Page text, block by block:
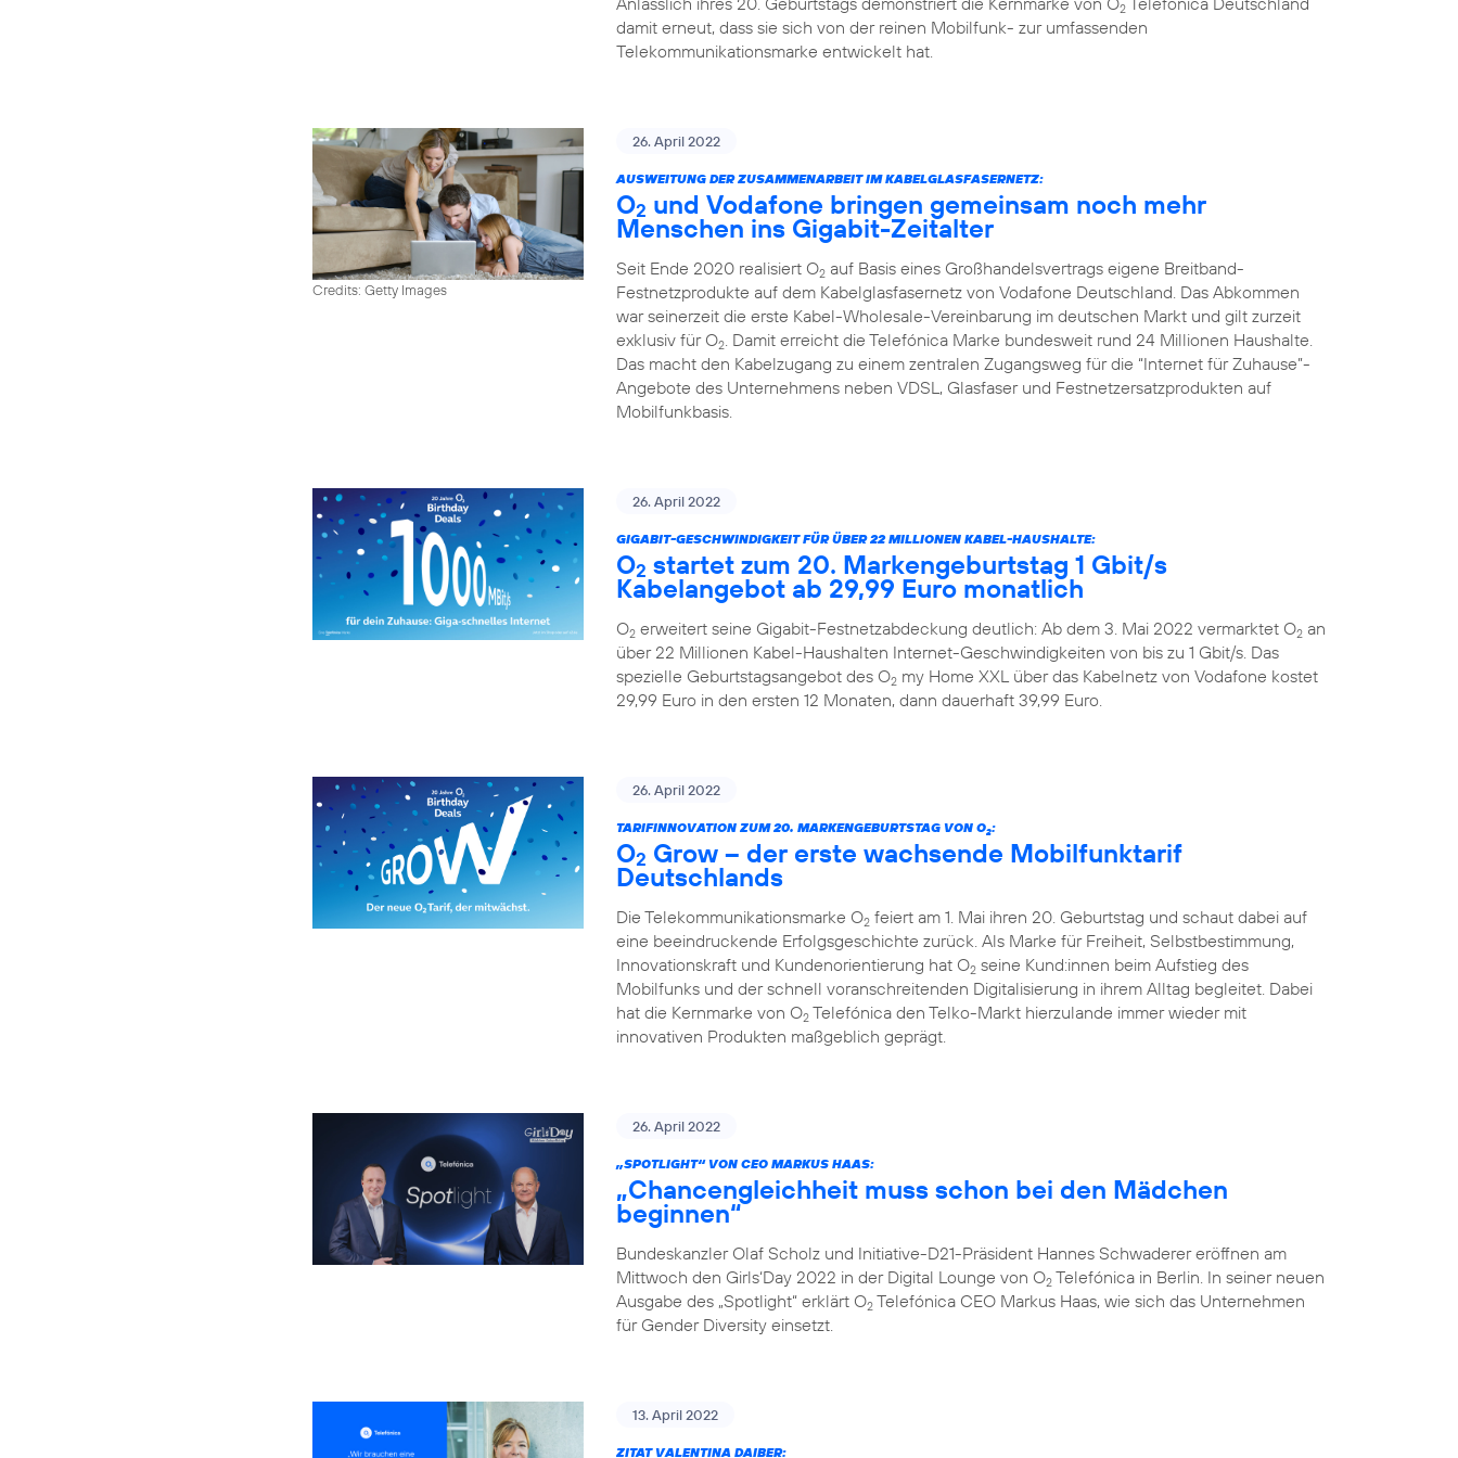
2
damit erneut, dass sie sich von der reinen Mobilfunk- zur umfassenden
Telekommunikationsmarke entwickelt hat.
Credits: Getty Images
26. April 2022
AUSWEITUNG DER ZUSAMMENARBEIT IM KABELGLASFASERNETZ:
O2 und Vodafone bringen gemeinsam noch mehr
Menschen ins Gigabit-Zeitalter
Seit Ende 2020 realisiert O2 auf Basis eines Großhandelsvertrags eigene Breitband-
Festnetzprodukte auf dem Kabelglasfasernetz von Vodafone Deutschland. Das Abkommen
war seinerzeit die erste Kabel-Wholesale-Vereinbarung im deutschen Markt und gilt zurzeit
exklusiv für O2 . Damit erreicht die Telefónica Marke bundesweit rund 24 Millionen Haushalte.
Das macht den Kabelzugang zu einem zentralen Zugangsweg für die “Internet für Zuhause”-
Angebote des Unternehmens neben VDSL, Glasfaser und Festnetzersatzprodukten auf
Mobilfunkbasis.
26. April 2022
GIGABIT-GESCHWINDIGKEIT FÜR ÜBER 22 MILLIONEN KABEL-HAUSHALTE:
O2 startet zum 20. Markengeburtstag 1 Gbit/s
Kabelangebot ab 29,99 Euro monatlich
O2 erweitert seine Gigabit-Festnetzabdeckung deutlich: Ab dem 3. Mai 2022 vermarktet O2 an
über 22 Millionen Kabel-Haushalten Internet-Geschwindigkeiten von bis zu 1 Gbit/s. Das
spezielle Geburtstagsangebot des O2 my Home XXL über das Kabelnetz von Vodafone kostet
29,99 Euro in den ersten 12 Monaten, dann dauerhaft 39,99 Euro.
26. April 2022
TARIFINNOVATION ZUM 20. MARKENGEBURTSTAG VON O2:
O2 Grow – der erste wachsende Mobilfunktarif
Deutschlands
Die Telekommunikationsmarke O2 feiert am 1. Mai ihren 20. Geburtstag und schaut dabei auf
eine beeindruckende Erfolgsgeschichte zurück. Als Marke für Freiheit, Selbstbestimmung,
Innovationskraft und Kundenorientierung hat O2 seine Kund:innen beim Aufstieg des
Mobilfunks und der schnell voranschreitenden Digitalisierung in ihrem Alltag begleitet. Dabei
hat die Kernmarke von O2 Telefónica den Telko-Markt hierzulande immer wieder mit
innovativen Produkten maßgeblich geprägt.
26. April 2022
„SPOTLIGHT“ VON CEO MARKUS HAAS:
„Chancengleichheit muss schon bei den Mädchen
beginnen“
Bundeskanzler Olaf Scholz und Initiative-D21-Präsident Hannes Schwaderer eröffnen am
Mittwoch den Girls‘Day 2022 in der Digital Lounge von O2 Telefónica in Berlin. In seiner neuen
Ausgabe des „Spotlight“ erklärt O2 Telefónica CEO Markus Haas, wie sich das Unternehmen
für Gender Diversity einsetzt.
13. April 2022
ZITAT VALENTINA DAIBER: